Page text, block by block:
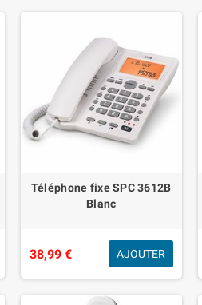
Téléphone fixe SPC 3612B
Blanc
38,99 € AJOUTER